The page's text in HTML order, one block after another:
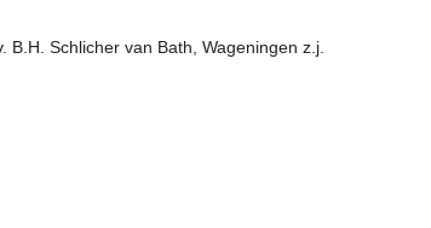
Schlicher van Bath, Wageningen z.j.